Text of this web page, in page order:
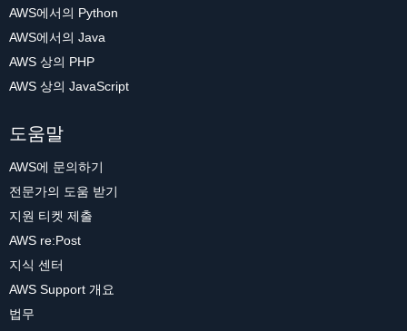
AWS에서의 Python
AWS에서의 Java
AWS 상의 PHP
AWS 상의 JavaScript
도움말
AWS에 문의하기
전문가의 도움 받기
지원 티켓 제출
AWS re:Post
지식 센터
AWS Support 개요
법무